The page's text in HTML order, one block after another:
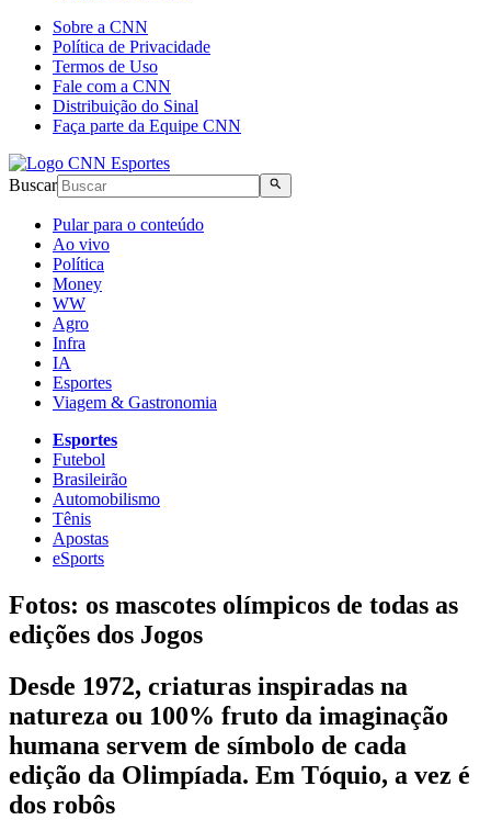
Sobre a CNN
Política de Privacidade
Termos de Uso
Fale com a CNN
Distribuição do Sinal
Faça parte da Equipe CNN
Buscar
Pular para o conteúdo
Ao vivo
Política
Money
WW
Agro
Infra
IA
Esportes
Viagem & Gastronomia
Esportes
Futebol
Brasileirão
Automobilismo
Tênis
Apostas
eSports
Fotos: os mascotes olímpicos de todas as
edições dos Jogos
Desde 1972, criaturas inspiradas na
natureza ou 100% fruto da imaginação
humana servem de símbolo de cada
edição da Olimpíada. Em Tóquio, a vez é
dos robôs